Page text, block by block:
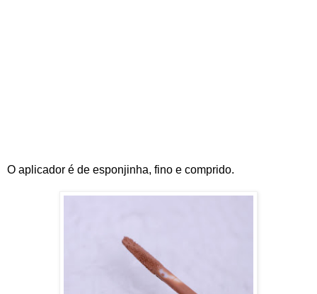
O aplicador é de esponjinha, fino e comprido.